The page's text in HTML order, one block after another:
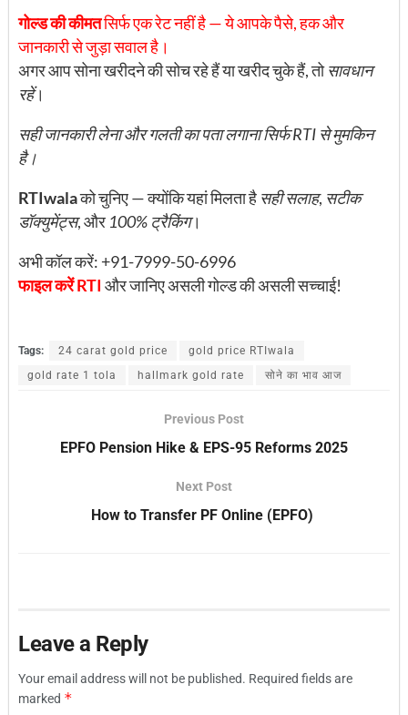
गोल्ड की कीमतसिर्फ एक रेट नहीं है — ये आपके पैसे, हक और
जानकारी से जुड़ा सवाल है।
अगर आप सोना खरीदने की सोच रहे हैं या खरीद चुके हैं, तोसावधान
रहें।
सही जानकारी लेना और गलती का पता लगाना सिर्फ RTI से मुमकिन
है।
RTIwalaको चुनिए — क्योंकि यहां मिलता है सही सलाह, सटीक
डॉक्युमेंट्स, और 100% ट्रैकिंग।
अभी कॉल करें: +91-7999-50-6996
फाइल करें RTI और जानिए असली गोल्ड की असली सच्चाई!
Tags: 24 carat gold price
gold price RTIwala
gold rate 1 tola
hallmark gold rate सोने का भाव आज
Previous Post
EPFO Pension Hike & EPS-95 Reforms 2025
Next Post
How to Transfer PF Online (EPFO)
Leave a Reply
Your email address will not be published. Required fields are
marked *